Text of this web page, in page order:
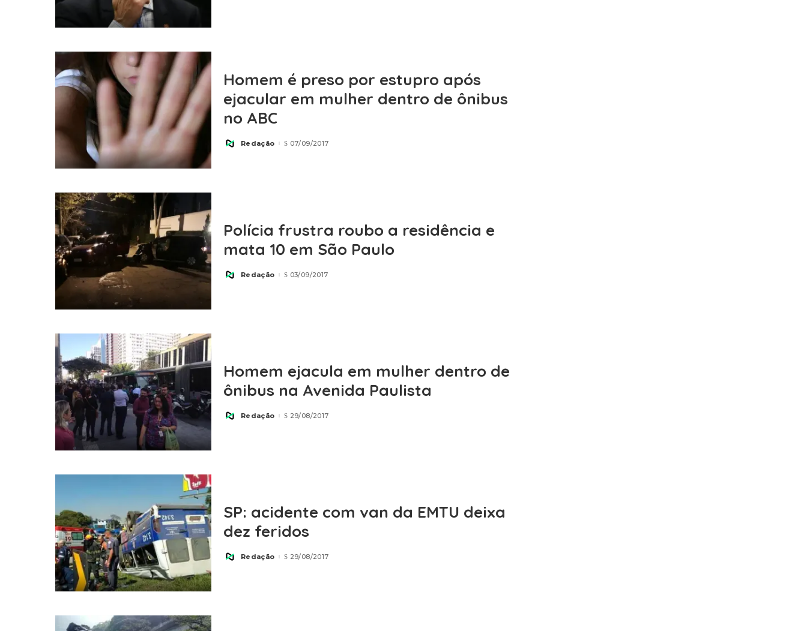
Homem é preso por estupro após
ejacular em mulher dentro de ônibus
no ABC
PostedRedação 07/09/2017
Polícia frustra roubo a residência e
mata 10 em São Paulo
PostedRedação 03/09/2017
Homem ejacula em mulher dentro de
ônibus na Avenida Paulista
PostedRedação 29/08/2017
SP: acidente com van da EMTU deixa
dez feridos
PostedRedação 29/08/2017